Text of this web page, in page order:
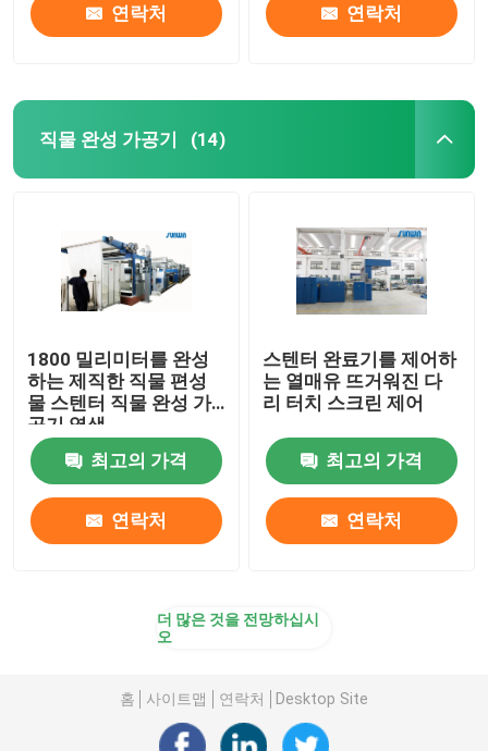
연락처 연락처
직물 완성 가공기 (14)
1800 밀리미터를 완성
하는 제직한 직물 편성
물 스텐터 직물 완성 가
공기 염색
최고의 가격
연락처
스텐터 완료기를 제어하
는 열매유 뜨거워진 다
리 터치 스크린 제어
최고의 가격
연락처
더 많은 것을 전망하십시
오
홈 사이트맵 연락처 Desktop Site